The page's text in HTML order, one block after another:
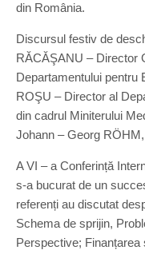
din România.
Discursul festiv de
RĂCĂŞANU – Director
Departamentului pentru
ROŞU – Director al
din cadrul Miniterului
Johann – Georg
A VI – a Conferință
s-a bucurat de un
referenți au discutat
Schema de sprijin,
Perspective;